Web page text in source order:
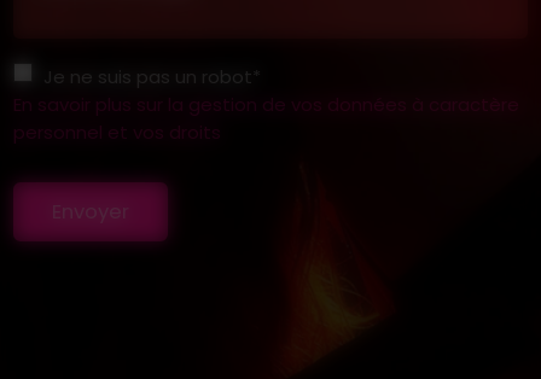
Je ne suis pas un robot*
En savoir plus sur la gestion de vos données à caractère
personnel et vos droits
Envoyer